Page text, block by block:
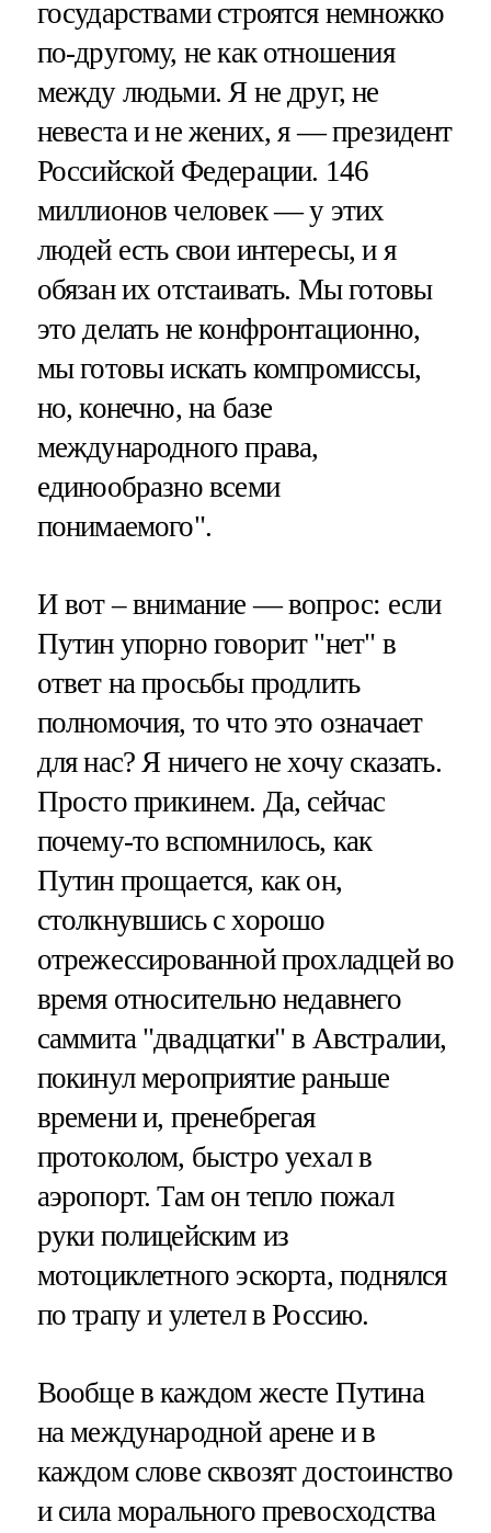
государствами строятся немножко
по-другому, не как отношения
между людьми. Я не друг, не
невеста и не жених, я — президент
Российской Федерации. 146
миллионов человек — у этих
людей есть свои интересы, и я
обязан их отстаивать. Мы готовы
это делать не конфронтационно,
мы готовы искать компромиссы,
но, конечно, на базе
международного права,
единообразно всеми
понимаемого".
И вот – внимание — вопрос: если
Путин упорно говорит "нет" в
ответ на просьбы продлить
полномочия, то что это означает
для нас? Я ничего не хочу сказать.
Просто прикинем. Да, сейчас
почему-то вспомнилось, как
Путин прощается, как он,
столкнувшись с хорошо
отрежессированной прохладцей во
время относительно недавнего
саммита "двадцатки" в Австралии,
покинул мероприятие раньше
времени и, пренебрегая
протоколом, быстро уехал в
аэропорт. Там он тепло пожал
руки полицейским из
мотоциклетного эскорта, поднялся
по трапу и улетел в Россию.
Вообще в каждом жесте Путина
на международной арене и в
каждом слове сквозят достоинство
и сила морального превосходства